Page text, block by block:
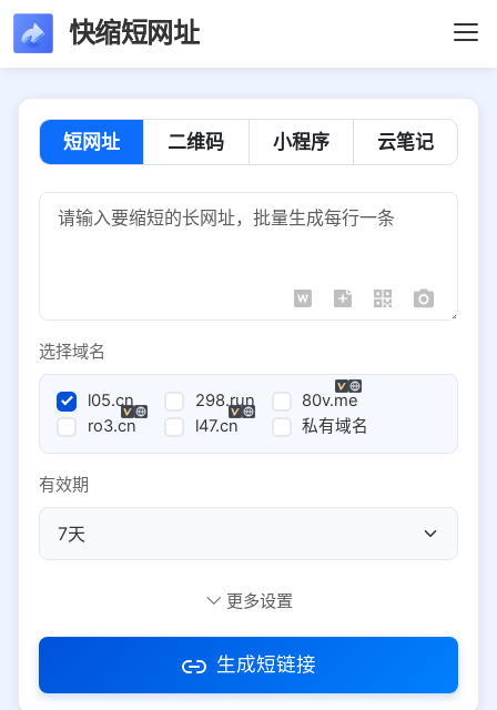
快缩短网址
短网址 二维码 小程序 云笔记
选择域名
l05.cn 298.run
80v.me
ro3.cn
l47.cn 私有域名
有效期
访问密码
更多设置
生成短链接